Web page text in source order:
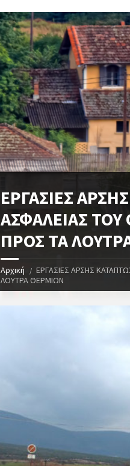
ΕΡΓΑΣΙΕΣ
ΑΣΦΑΛΕΙΑΣ
ΠΡΟΣ ΤΑ
Αρχική
ΕΡΓΑΣΙΕΣ ΑΡΣΗΣ
ΛΟΥΤΡΑ ΘΕΡΜΙΩΝ